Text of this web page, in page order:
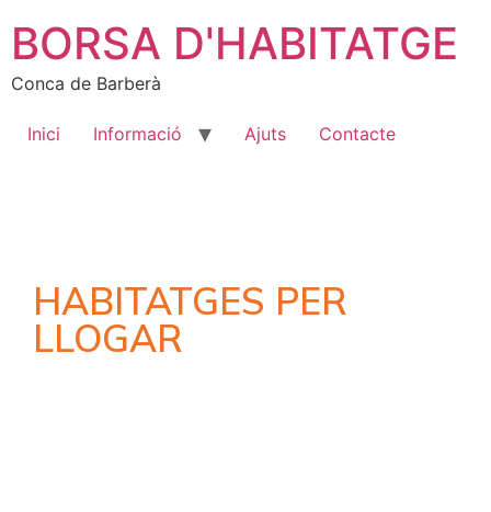
BORSA D'HABITATGE
Conca de Barberà
Inici Informació Ajuts Contacte
HABITATGES PER
LLOGAR